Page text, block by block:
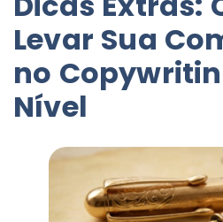
Levar Sua
no
Nível